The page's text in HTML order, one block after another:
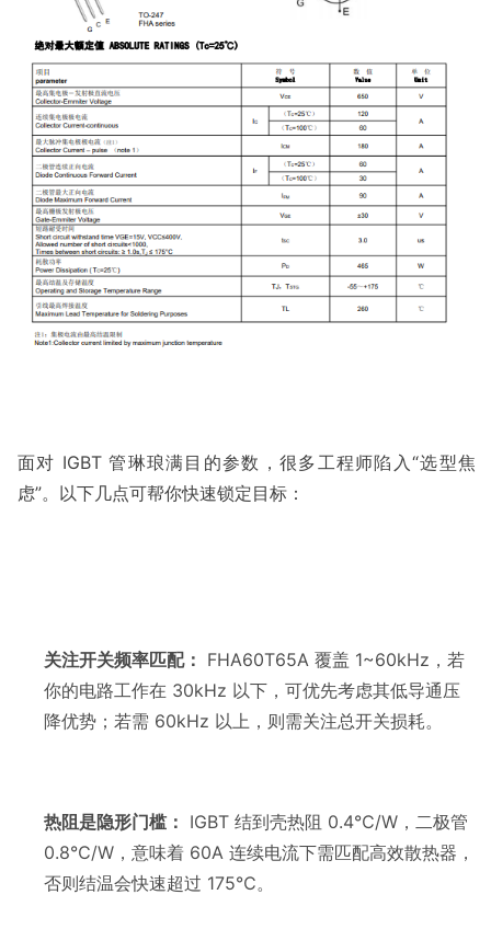
面对 IGBT 管琳琅满目的参数，很多工程师陷入“选型焦
关注开关频率匹配： FHA60T65A 覆盖 1~60kHz，若
你的电路工作在 30kHz 以下，可优先考虑其低导通压
热阻是隐形门槛： IGBT 结到壳热阻 0.4℃/W，二极管
0.8℃/W，意味着 60A 连续电流下需匹配高效散热器，